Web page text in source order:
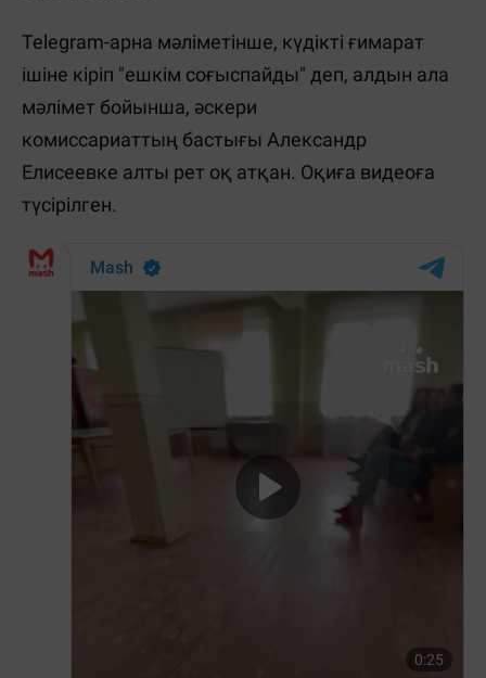
Telegram-арна мәліметінше, күдікті ғимарат
ішіне кіріп "ешкім соғыспайды" деп, алдын ала
мәлімет бойынша, әскери
комиссариаттың бастығы Александр
Елисеевке алты рет оқ атқан. Оқиға видеоға
түсірілген.